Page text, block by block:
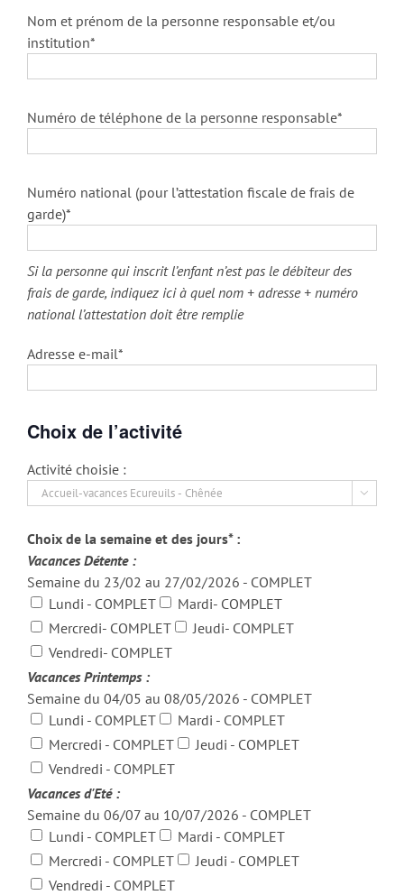
Nom et prénom de la personne responsable et/ou
institution*
Numéro de téléphone de la personne responsable*
Numéro national (pour l’attestation fiscale de frais de
garde)*
Si la personne qui inscrit l’enfant n’est pas le débiteur des
frais de garde, indiquez ici à quel nom + adresse + numéro
national l’attestation doit être remplie
Adresse e-mail*
Choix de l’activité
Activité choisie :

Choix de la semaine et des jours* :
Vacances Détente :
Semaine du 23/02 au 27/02/2026 - COMPLET
Lundi - COMPLET
Mardi- COMPLET
Mercredi- COMPLET
Jeudi- COMPLET
Vendredi- COMPLET
Vacances Printemps :
Semaine du 04/05 au 08/05/2026 - COMPLET
Lundi - COMPLET
Mardi - COMPLET
Mercredi - COMPLET
Jeudi - COMPLET
Vendredi - COMPLET
Vacances d'Eté :
Semaine du 06/07 au 10/07/2026 - COMPLET
Lundi - COMPLET
Mardi - COMPLET
Mercredi - COMPLET
Jeudi - COMPLET
Vendredi - COMPLET